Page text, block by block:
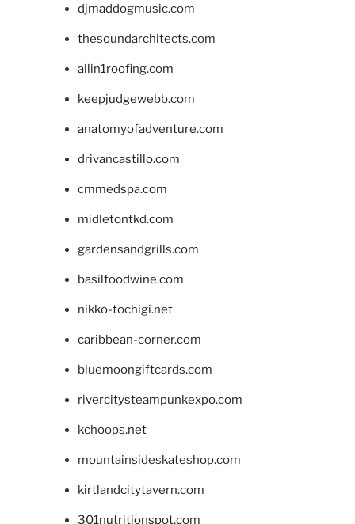
djmaddogmusic.com
thesoundarchitects.com
allin1roofing.com
keepjudgewebb.com
anatomyofadventure.com
drivancastillo.com
cmmedspa.com
midletontkd.com
gardensandgrills.com
basilfoodwine.com
nikko-tochigi.net
caribbean-corner.com
bluemoongiftcards.com
rivercitysteampunkexpo.com
kchoops.net
mountainsideskateshop.com
kirtlandcitytavern.com
301nutritionspot.com